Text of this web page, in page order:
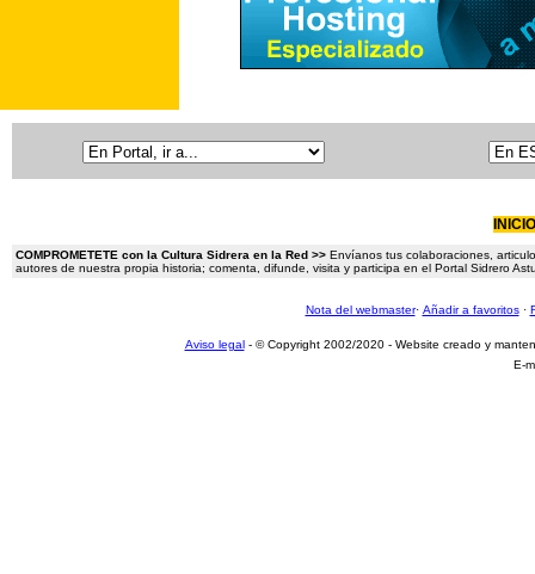
INICIO
COMPROMETETE con la Cultura Sidrera en la Red >> Envíanos tus colaboraciones,
autores de nuestra propia historia; comenta, difunde, visita y participa en el Portal Sidrero
Nota del webmaster· Añadir a favoritos·
Aviso legal- © Copyright 2002/2020 - Website creado y
E-